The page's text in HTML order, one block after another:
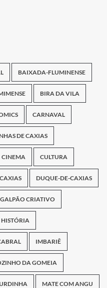
BAIXADA-FLUMINENSE
BIRA DA VILA
CARNAVAL
DE CAXIAS
CINEMA CULTURA
DUQUE-DE-CAXIAS
CRIATIVO
HISTÓRIA
IMBARIÊ
DA GOMEIA
MATE COM ANGU